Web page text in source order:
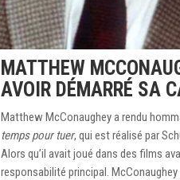
MATTHEW
AVOIR DÉMARRÉ SA
Matthew McConaughey a rendu
temps pour tuer, qui est réalisé par
Alors qu’il avait joué dans des films
responsabilité principal.